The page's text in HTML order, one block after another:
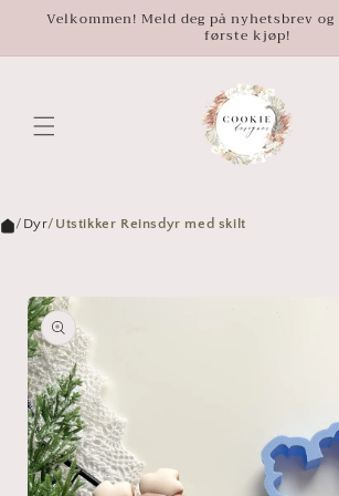
videre til
Velkommen! Meld deg på nyhetsbrev
første kjøp!
/ Dyr/ Utstikker Reinsdyr med skilt